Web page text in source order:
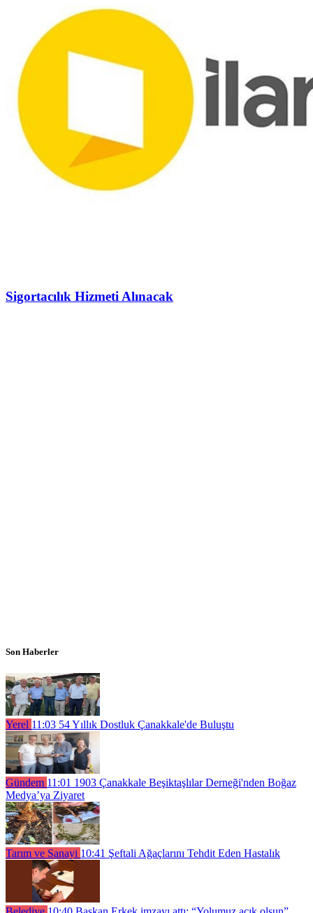
Sigortacılık Hizmeti Alınacak
Son Haberler
Yerel 11:03 54 Yıllık Dostluk Çanakkale'de Buluştu
Gündem 11:01 1903 Çanakkale Beşiktaşlılar Derneği'nden Boğaz
Medya’ya Ziyaret
Tarım ve Sanayi 10:41 Şeftali Ağaçlarını Tehdit Eden Hastalık